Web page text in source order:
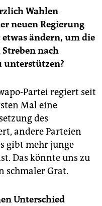
Wahlen
neuen Regierung
ändern, um die
nach
unterstützen?
Partei regiert seit
Mal eine
des
andere Parteien
gibt mehr junge
Das könnte uns zu
schmaler Grat.
Unterschied